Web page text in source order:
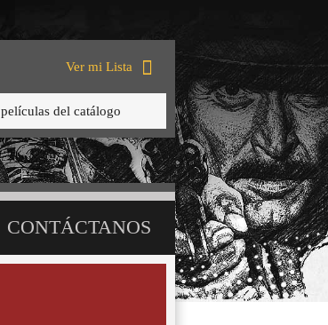
Ver mi Lista
películas del catálogo
CONTÁCTANOS